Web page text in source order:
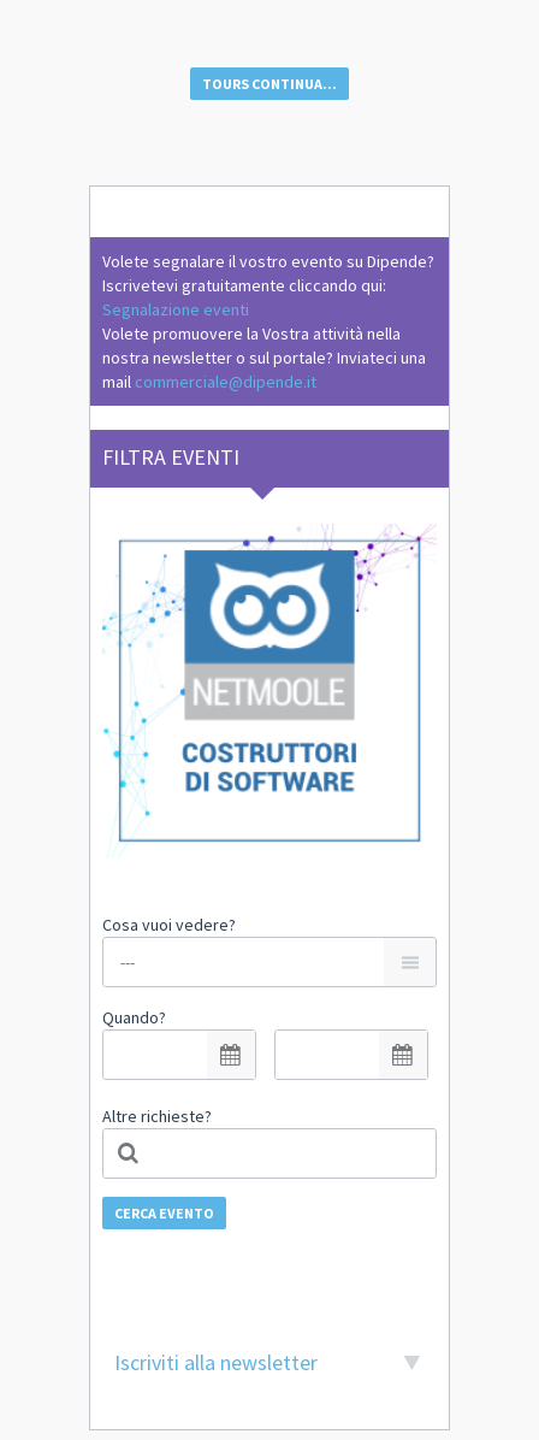
TOURS CONTINUA...
Volete segnalare il vostro evento su Dipende?
Iscrivetevi gratuitamente cliccando qui:
Segnalazione eventi
Volete promuovere la Vostra attività nella
nostra newsletter o sul portale? Inviateci una
mail commerciale@dipende.it
FILTRA EVENTI
Cosa vuoi vedere?
Quando?
Altre richieste?
CERCA EVENTO
Iscriviti alla newsletter